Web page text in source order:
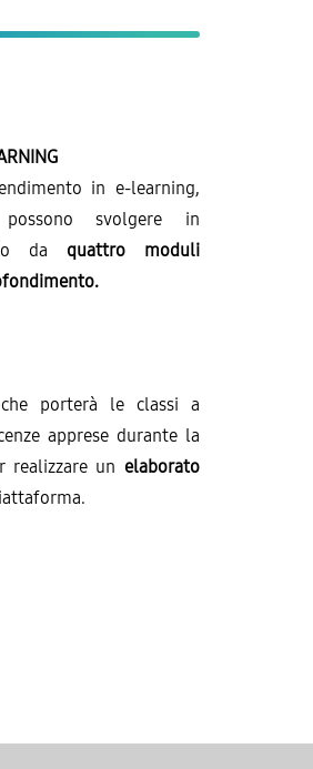
in e-learning,
svolgere in
da quattro moduli
porterà le classi a
apprese durante la
realizzare un elaborato